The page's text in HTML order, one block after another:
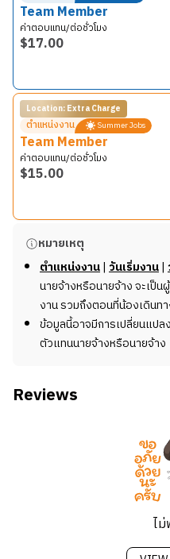
Restaurant Basics:
ความสะอาดของอาหาร
อาหาร
Menu Item
ของลูกค้า
Daily Operation:
รับ
รักษาอุปกรณ์ภายในร้าน
ภายนอกร้านด้วย
หน้าที่และความรับผิดชอบ
ปฏิบัติงานด้วยความเป็นมิ
เพื่อนร่วมงานตลอดเวลา
ตรงต่อเวลา และสามารถ
สามารถทำงานรวดเร็ว ถู
อย่างต่อเนื่องได้ด้วยตน
มีสุขอนามัยที่ดี แต่งตัวสะ
สามารถตัดสินใจได้อย่าง
ปัญหาติดขัดในการให้บริ
สามารถเรียนรู้ได้รวดเร็ว
สามารถแชร์ความคิดเห็
Team Member
ค่าตอบแทน/ต่อชั่วโมง
$17.00
รายละเอียดงาน
ตำแหน่ง Team Member มี
Restaurant Basics:
ความสะอาดของอาหาร
อาหาร
Menu Item
ของลูกค้า
Daily Operation:รับแ
รักษาอุปกรณ์ภายในร้าน
มาตรฐาน
Guest Assistance:รั
ปฏิบัติงานด้วยความเป็น
เพื่อนร่วมงานตลอดเวลา
ตรงต่อเวลา และสามาร
มีความกระตือรือร้นสูงที่
สามารถทำงานรวดเร็ว
ปลอดภัย ท่ามกลางสภา
Location: Extra Charge
ตำแหน่งงาน Summer Jobs
Team Member
ค่าตอบแทน/ต่อชั่วโมง
$15.00
รายละเอียดงาน
ตำแหน่ง Team Member
Restaurant Basics:
ความสะอาดของอาหาร
และพนักงาน และทำควา
Food Preparation:จัด
ของลูกค้า
รักษาอุปกรณ์ภายในร้าน
Guest Assistance:รั
และ Drive-thru รวมถึง
หน้าที่และความรับผิดชอบ
หมายเหตุ
ตำแหน่งงาน| วันเริ่มงาน|
นายจ้างหรือนายจ้าง จะเป็
งาน รวมถึงตอนที่น้องเดินทา
ข้อมูลนี้อาจมีการเปลี่ยนแปล
ตัวแทนนายจ้างหรือนายจ้าง
Reviews
ไ